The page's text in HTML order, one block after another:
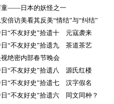
童——日本的妖怪之一
安倍访美看其反美“情结”与“纠结”
日“不友好史”拾遗十 元寇袭来
日“不友好史”拾遗九 茶道茶艺
绝密内部春节晚会
日“不友好史”拾遗八 源氏红楼
日“不友好史”拾遗七 汉字假名
日“不友好史”拾遗六 同文同种？